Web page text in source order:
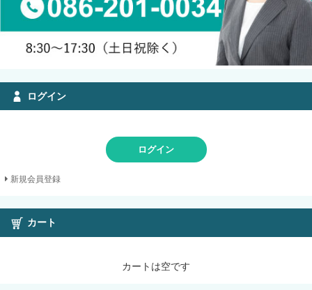
ログイン
ログイン
新規会員登録
カート
カートは空です